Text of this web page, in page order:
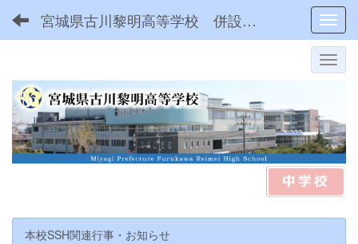
宮城県古川黎明高等学校 併設型中高一貫
本校SSH関連行事・お知らせ